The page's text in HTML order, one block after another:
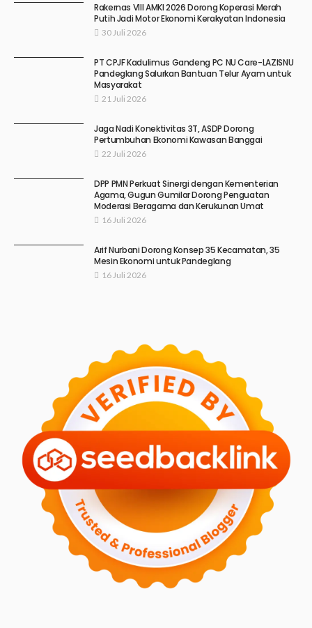
Rakernas VIII AMKI 2026 Dorong Koperasi Merah
Putih Jadi Motor Ekonomi Kerakyatan Indonesia
30 Juli 2026
PT CPJF Kadulimus Gandeng PC NU Care-LAZISNU
Pandeglang Salurkan Bantuan Telur Ayam untuk
Masyarakat
21 Juli 2026
Jaga Nadi Konektivitas 3T, ASDP Dorong
Pertumbuhan Ekonomi Kawasan Banggai
22 Juli 2026
DPP PMN Perkuat Sinergi dengan Kementerian
Agama, Gugun Gumilar Dorong Penguatan
Moderasi Beragama dan Kerukunan Umat
16 Juli 2026
Arif Nurbani Dorong Konsep 35 Kecamatan, 35
Mesin Ekonomi untuk Pandeglang
16 Juli 2026